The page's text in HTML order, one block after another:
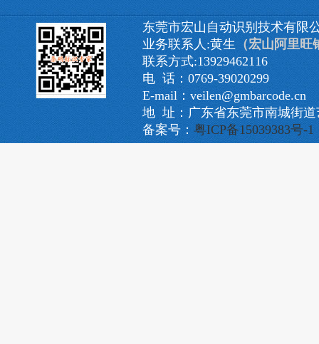
东莞市宏山自动识别技术有限
业务联系人:黄生 （宏山阿里旺
联系方式:13929462116
电 话：0769-39020299
E-mail：veilen@gmbarcode.cn
地 址：广东省东莞市南城街
备案号： 粤ICP备15039383号-1